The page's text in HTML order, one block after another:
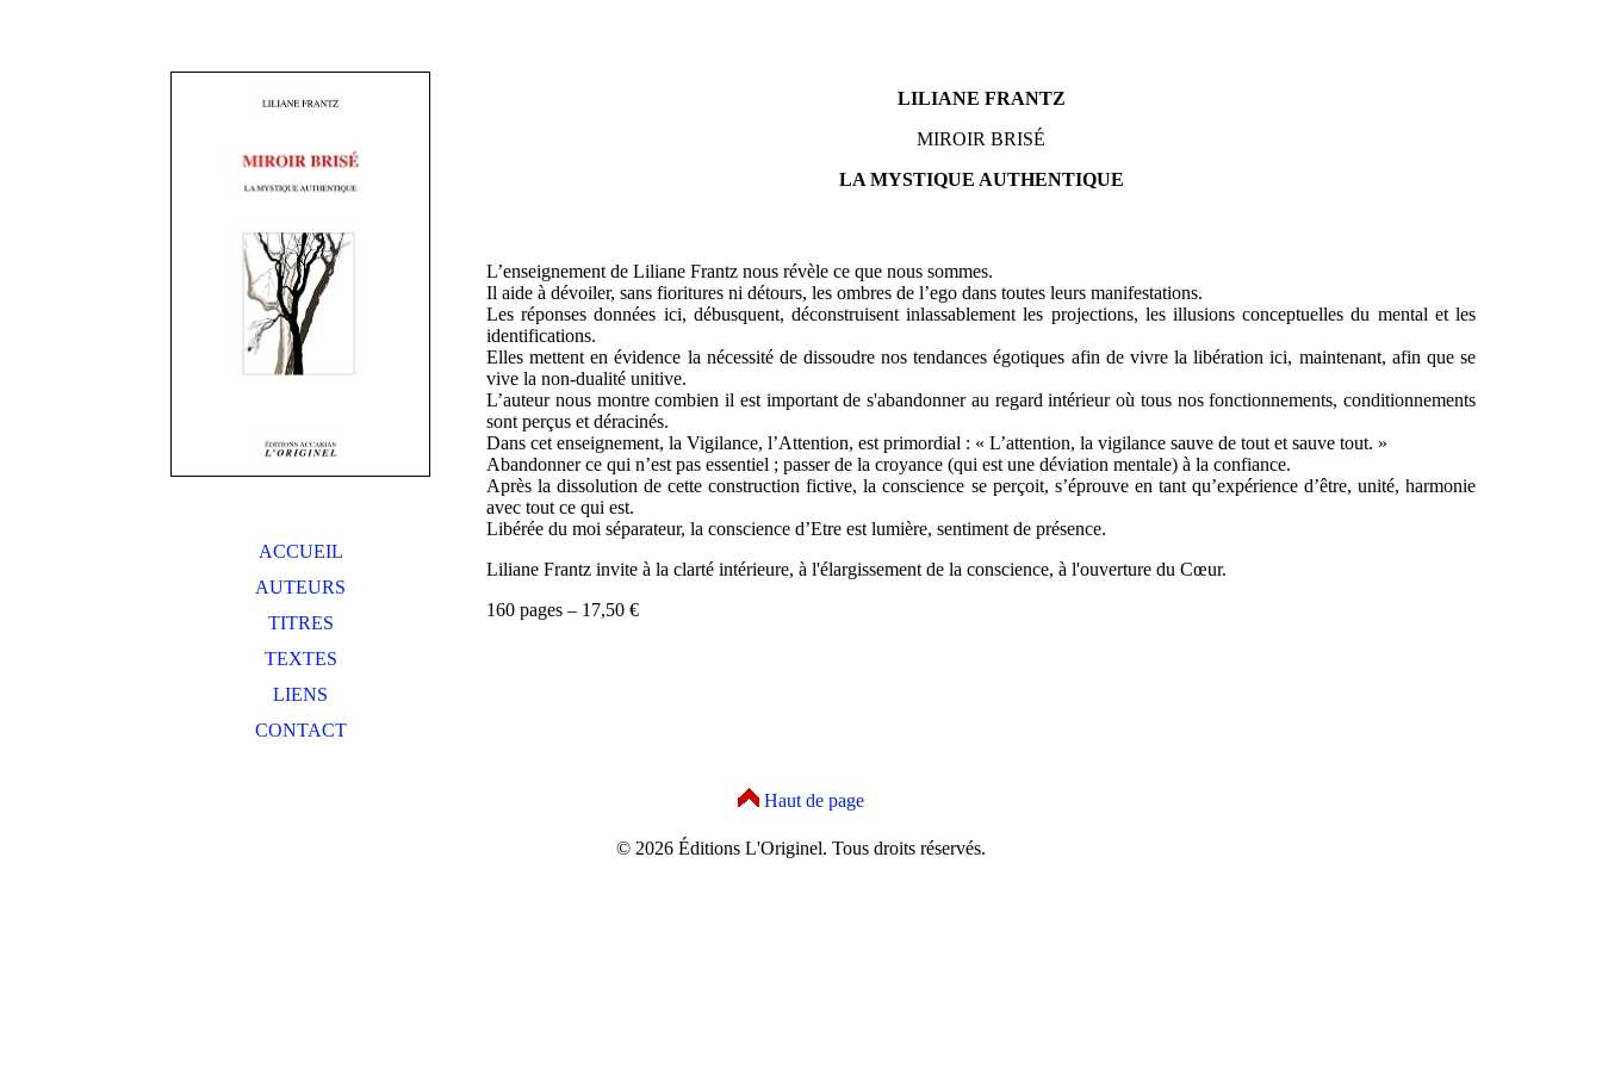
ACCUEIL
AUTEURS
TITRES
TEXTES
LIENS
CONTACT
LILIANE FRANTZ
MIROIR BRISÉ
LA MYSTIQUE AUTHENTIQUE
L’enseignement de Liliane Frantz nous révèle ce que nous sommes.
Il aide à dévoiler, sans fioritures ni détours, les ombres de l’ego dans toutes leurs manifestations.
Les réponses données ici, débusquent, déconstruisent inlassablement les projections, les illusions conceptuelles du mental et les
identifications.
Elles mettent en évidence la nécessité de dissoudre nos tendances égotiques afin de vivre la libération ici, maintenant, afin que se
vive la non-dualité unitive.
L’auteur nous montre combien il est important de s'abandonner au regard intérieur où tous nos fonctionnements, conditionnements
sont perçus et déracinés.
Dans cet enseignement, la Vigilance, l’Attention, est primordial : « L’attention, la vigilance sauve de tout et sauve tout. »
Abandonner ce qui n’est pas essentiel ; passer de la croyance (qui est une déviation mentale) à la confiance.
Après la dissolution de cette construction fictive, la conscience se perçoit, s’éprouve en tant qu’expérience d’être, unité, harmonie
avec tout ce qui est.
Libérée du moi séparateur, la conscience d’Etre est lumière, sentiment de présence.
Liliane Frantz invite à la clarté intérieure, à l'élargissement de la conscience, à l'ouverture du Cœur.
160 pages – 17,50 €
Haut de page
© 2026 Éditions L'Originel. Tous droits réservés.